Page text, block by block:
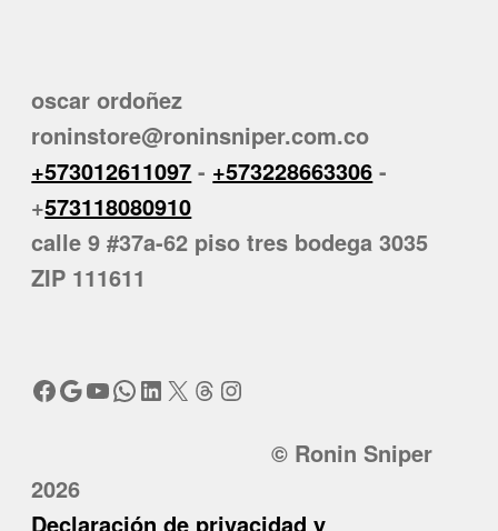
oscar ordoñez
roninstore@roninsniper.com.co
+573012611097 - +573228663306 -
+573118080910
calle 9 #37a-62 piso tres bodega 3035
ZIP 111611
Facebook
Google
YouTube
WhatsApp
LinkedIn
X Threads
Instagram
© Ronin Sniper
2026
Declaración de privacidad y